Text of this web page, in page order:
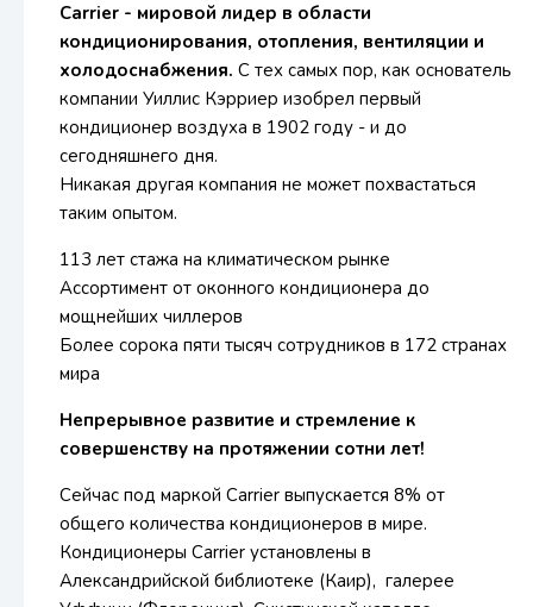
Carrier - мировой лидер в области
кондиционирования, отопления, вентиляции и
холодоснабжения. С тех самых пор, как основатель
компании Уиллис Кэрриер изобрел первый
кондиционер воздуха в 1902 году - и до
сегодняшнего дня.
Никакая другая компания не может похвастаться
таким опытом.
113 лет стажа на климатическом рынке
Ассортимент от оконного кондиционера до
мощнейших чиллеров
Более сорока пяти тысяч сотрудников в 172 странах
мира
Непрерывное развитие и стремление к
совершенству на протяжении сотни лет!
Сейчас под маркой Carrier выпускается 8% от
общего количества кондиционеров в мире.
Кондиционеры Carrier установлены в
Александрийской библиотеке (Каир), галерее